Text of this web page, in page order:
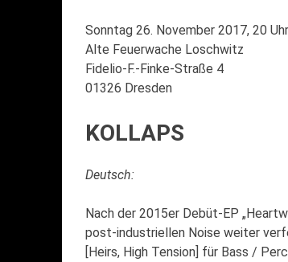
Sonntag 26. November 2017, 20 Uhr
Alte Feuerwache Loschwitz
Fidelio-F.-Finke-Straße 4
01326 Dresden
KOLLAPS
Deutsch:
Nach der 2015er Debüt-EP
post-industriellen Noise weiter
[Heirs, High Tension] für Bass /